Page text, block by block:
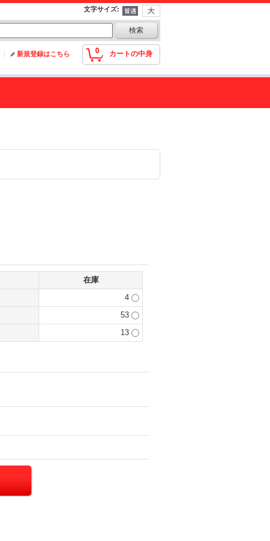
文字サイズ:
0 カートの中身
新規登録はこちら
在庫
4
53
13